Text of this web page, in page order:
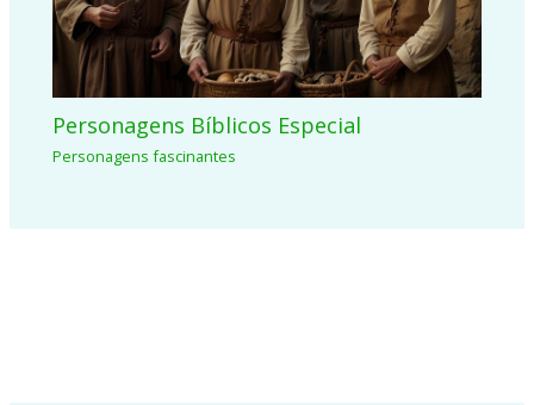
Personagens Bíblicos Especial
Personagens fascinantes